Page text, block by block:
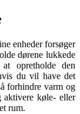
enheder forsøger
dørene lukkede
opretholde den
du vil have det
forhindre varm og
køle- eller
rum.